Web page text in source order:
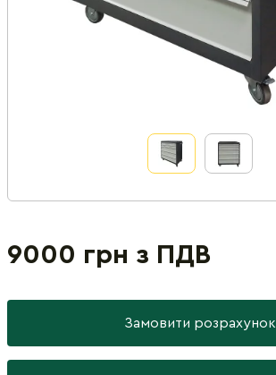
9000 грн з ПДВ
Замовити розрахунок